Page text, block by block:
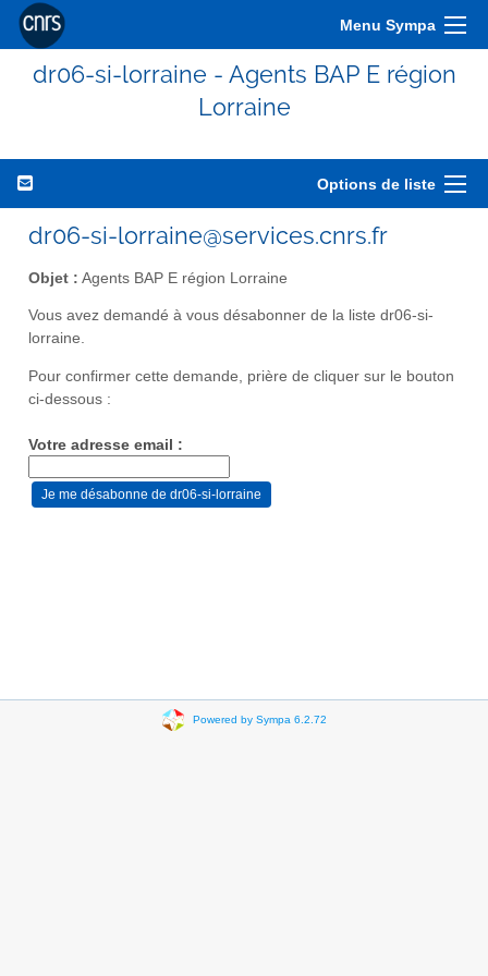
Menu Sympa
dr06-si-lorraine - Agents BAP E région
Lorraine
Options de liste
dr06-si-lorraine@services.cnrs.fr
Objet : Agents BAP E région Lorraine
Vous avez demandé à vous désabonner de la liste dr06-si-
lorraine.
Pour confirmer cette demande, prière de cliquer sur le bouton
ci-dessous :
Votre adresse email :
Powered by Sympa 6.2.72